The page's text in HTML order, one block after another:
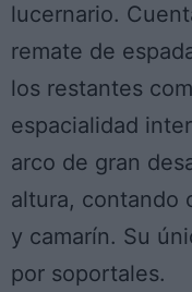
lucernario.
remate de
los restantes
espacialidad
arco de gran
altura, contando
y camarín. Su
por soportales.